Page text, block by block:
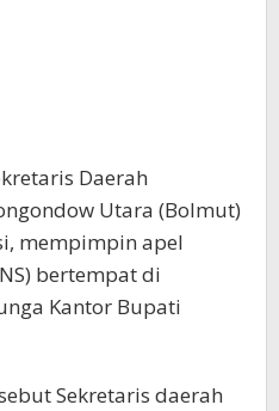
Daerah
Utara (Bolmut)
mempimpin apel
bertempat di
Kantor Bupati
Sekretaris daerah